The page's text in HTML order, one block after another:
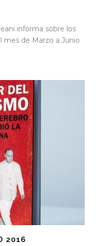
informa sobre los
mes de Marzo a Junio
2016